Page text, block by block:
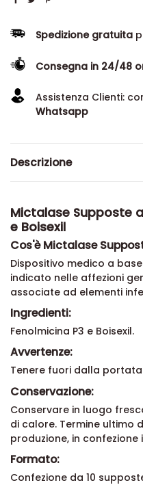
Spedizione gratuita
Consegna in 24/48
Assistenza Clienti:
Whatsapp
Descrizione
Mictalase Supposte
e Boisexil
Cos'è Mictalase
Dispositivo medico a
indicato nelle affezioni
associate ad elementi
Ingredienti:
Fenolmicina P3 e Boisexil.
Avvertenze:
Tenere fuori dalla
Conservazione:
Conservare in luogo
di calore. Termine ultimo
produzione, in confezione
Formato:
Confezione da 10